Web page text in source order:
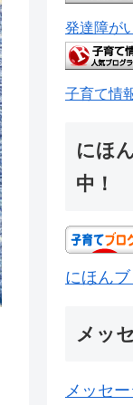
発達障が
子育て情
にほ
中！
にほん
メッ
メッセ